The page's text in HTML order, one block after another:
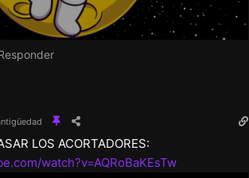
LOS ACORTADORES:
watch?v=AQRoBaKEsTw